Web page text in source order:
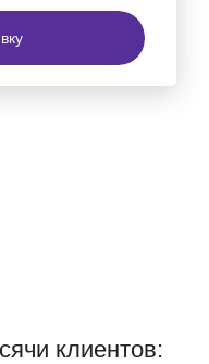
клиентов: